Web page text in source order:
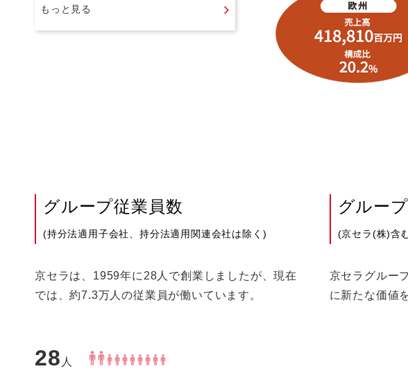
もっと見る
グループ従業員数
(持分法適用子会社、持分法適用関連会社は除く)
京セラは、1959年に28人で創業しましたが、現在
では、約7.3万人の従業員が働いています。
28 人
グルー
(京セラ(株)含
京セラグルー
に新たな価値